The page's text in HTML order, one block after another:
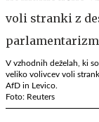
V vzhodnih deželah, ki
veliko volivcev voli
AfD in Levico.
Foto: Reuters